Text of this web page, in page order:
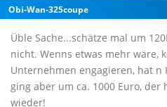
Obi-Wan-325coupe
Üble Sache...schätze mal um
nicht. Wenns etwas mehr wäre,
Unternehmen engagieren, hat
ging aber um ca. 1000 Euro,
wieder!